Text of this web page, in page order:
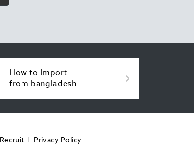
How to Import
from bangladesh
Recruit Privacy Policy